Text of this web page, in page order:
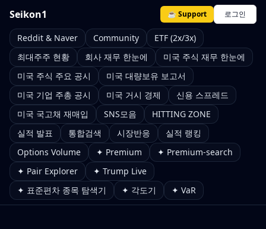
Seikon1 ☕ Support 로그인
Reddit & Naver Community
ETF (2x/3x)
최대주주 현황
회사 재무 한눈에
미국 주식 재무 한눈에
미국 주식 주요 공시
미국 대량보유 보고서
미국 기업 주총 공시
미국 거시 경제
신용 스프레드
미국 국고채 재매입
SNS모음
HITTING ZONE
실적 발표
통합검색 시장반응
실적 랭킹
Options Volume
✦ Premium
✦ Premium-search
✦ Pair Explorer
✦ Trump Live
✦ 표준편차 종목 탐색기
✦ 각도기 ✦ VaR